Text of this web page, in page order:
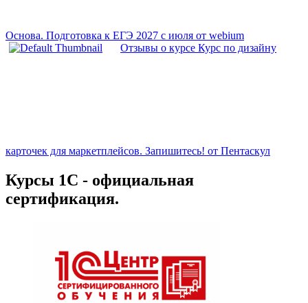
Основа. Подготовка к ЕГЭ 2027 с июля от webium
Отзывы о курсе Курс по дизайну
карточек для маркетплейсов. Запишитесь! от Пентаскул
Курсы 1С - официальная
сертификация.